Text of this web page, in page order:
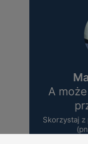
A
Skorzystaj